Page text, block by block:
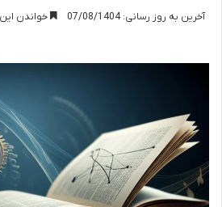
آخرین به روز رسانی: 07/08/1404 خواندن این مطلب 15